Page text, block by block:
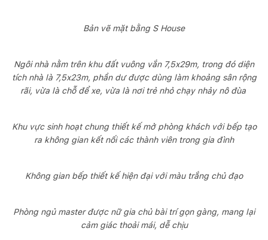
Bản vẽ mặt bằng S House
Ngôi nhà nằm trên khu đất vuông vắn 7,5x29m, trong đó diện
tích nhà là 7,5x23m, phần dư được dùng làm khoảng sân rộng
rãi, vừa là chỗ để xe, vừa là nơi trẻ nhỏ chạy nhảy nô đùa
Khu vực sinh hoạt chung thiết kế mở phòng khách với bếp tạo
ra không gian kết nối các thành viên trong gia đình
Không gian bếp thiết kế hiện đại với màu trắng chủ đạo
Phòng ngủ master được nữ gia chủ bài trí gọn gàng, mang lại
cảm giác thoải mái, dễ chịu